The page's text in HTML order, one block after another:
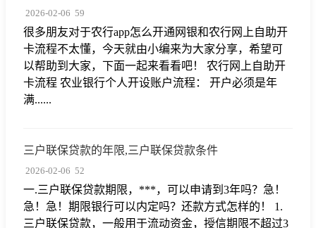
2026-02-06 59
很多朋友对于农行app怎么开通网银和农行网上自助开
卡流程不太懂，今天就由小编来为大家分享，希望可
以帮助到大家，下面一起来看看吧！ 农行网上自助开
卡流程 农业银行个人开设账户流程： 开户必须是年
满......
三户联保贷款的年限,三户联保贷款条件
2026-02-06 52
一.三户联保贷款期限，***，可以申请到3年吗？急！
急！急！期限银行可以内定吗？还款方式怎样的！ 1.
三户联保贷款，一般用于流动资金，授信期限不超过3